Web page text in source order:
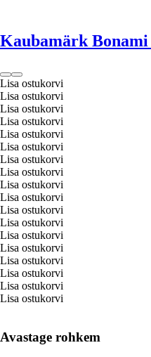
Kaubamärk Bonami
Lisa ostukorvi
Lisa ostukorvi
Lisa ostukorvi
Lisa ostukorvi
Lisa ostukorvi
Lisa ostukorvi
Lisa ostukorvi
Lisa ostukorvi
Lisa ostukorvi
Lisa ostukorvi
Lisa ostukorvi
Lisa ostukorvi
Lisa ostukorvi
Lisa ostukorvi
Lisa ostukorvi
Lisa ostukorvi
Lisa ostukorvi
Lisa ostukorvi
Avastage rohkem